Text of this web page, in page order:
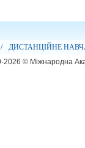
ДИСТАНЦІЙНЕ
2026 © Міжнародна